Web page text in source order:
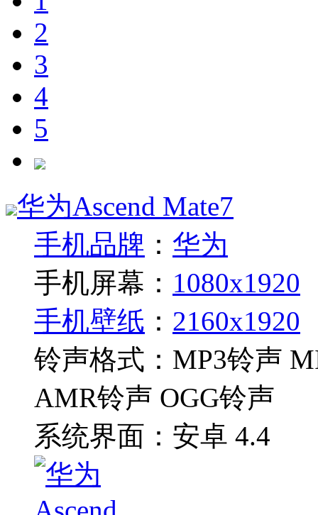
2
3
4
5
华为Ascend Mate7
手机品牌 ： 华为
手机屏幕： 1080x1920
手机壁纸 ： 2160x1920
铃声格式： MP3铃声
AMR铃声 OGG铃声
系统界面： 安卓 4.4